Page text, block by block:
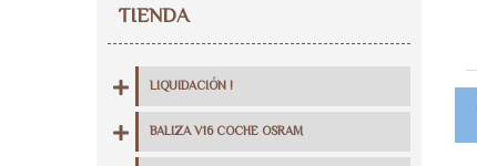
TIENDA
LIQUIDACIÓN !
BALIZA V16 COCHE OSRAM